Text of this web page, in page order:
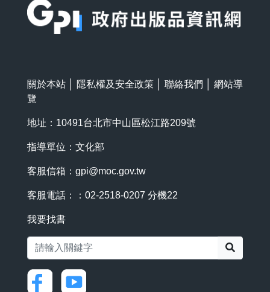
關於本站 隱私權及安全政策 聯絡我們
網站導
覽
地址：10491台北市中山區松江路209號
指導單位：文化部
客服信箱： gpi@moc.gov.tw
客服電話：：02-2518-0207 分機22
我要找書